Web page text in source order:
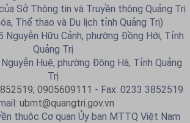
Sở Thông tin và Truyền thông Quảng Trị
Thể thao và Du lịch tỉnh Quảng Trị)
Nguyễn Hữu Cảnh, phường Đồng Hới, Tỉnh
Quảng Trị
Huệ, phường Đông Hà, Tỉnh Quảng
Trị
0905609111 - Fax: 0233 3852519
ubmt@quangtri.gov.vn
thuộc Cơ quan Ủy ban MTTQ Việt Nam